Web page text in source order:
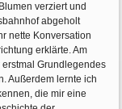
verziert und
abgeholt
nette Konversation
erklärte. Am
erstmal Grundlegendes
Außerdem lernte ich
die mir eine